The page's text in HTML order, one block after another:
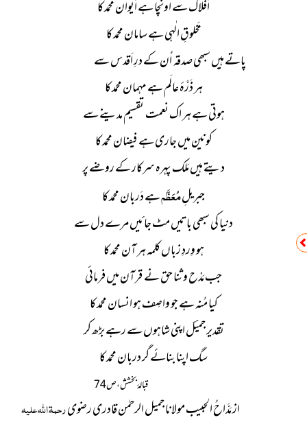
اَفلاک سے اونچا ہے اَیوان محمد کا
مَخلوقِ الٰہی ہے سامان محمد کا
پاتے ہیں سبھی صدقہ اُن کے درِ اَقدس سے
ہر ذَرَّۂ عالَم ہے مہمان محمد کا
ہوتی ہے ہر اک نعمت تقسیم مدینے سے
کونین میں جاری ہے فیضان محمد کا
دیتے ہیں مَلَک پہرہ سرکار کے روضے پر
جبریلِمُعَظَّمہے دَربان محمد کا
دنیا کی سبھی باتیں مٹ جائیں مرے دل سے
ہو وِردِ زباں کلمہ ہر آن محمد کا
جب مَدْح و ثنا حق نے قرآن میں فرمائی
کیا مُنہ ہے جو واصِف ہو انسان محمد کا
تقدیر جمیؔل اپنی شاہوں سے رہے بڑھ کر
سگ اپنا بنائے گر دربان محمد کا
قبالۂ بخشش ، ص74
از مَدَّاحُ الحبیب مولانا جمیل الرحمٰن قادری رضویرحمۃ اللہ علیہ